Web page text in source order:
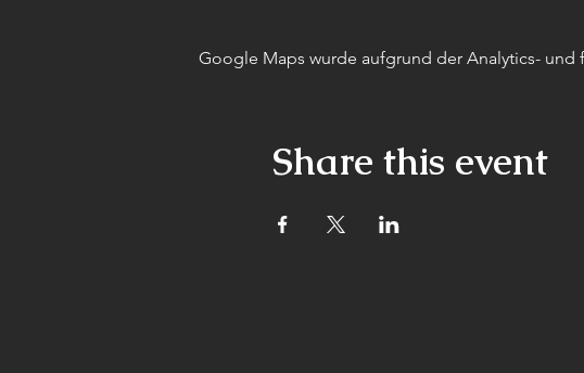
Google Maps wurde aufgrund der Analytics-
Share this event